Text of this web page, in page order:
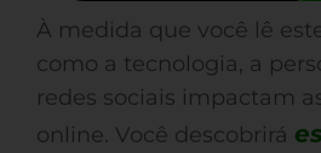
À medida que você lê
como a tecnologia, a
redes sociais impactam
online. Você descobrirá